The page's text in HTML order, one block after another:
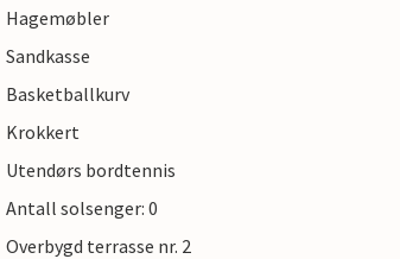
Hagemøbler
Sandkasse
Basketballkurv
Krokkert
Utendørs bordtennis
Antall solsenger: 0
Overbygd terrasse nr. 2